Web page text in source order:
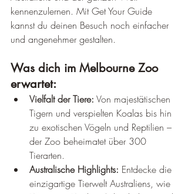
kennenzulernen. Mit Get Your Guide
kannst du deinen Besuch noch einfacher
und angenehmer gestalten.
Was dich im Melbourne Zoo
erwartet:
Vielfalt der Tiere: Von majestätischen
Tigern und verspielten Koalas bis hin
zu exotischen Vögeln und Reptilien –
der Zoo beheimatet über 300
Tierarten.
Australische Highlights: Entdecke die
einzigartige Tierwelt Australiens, wie